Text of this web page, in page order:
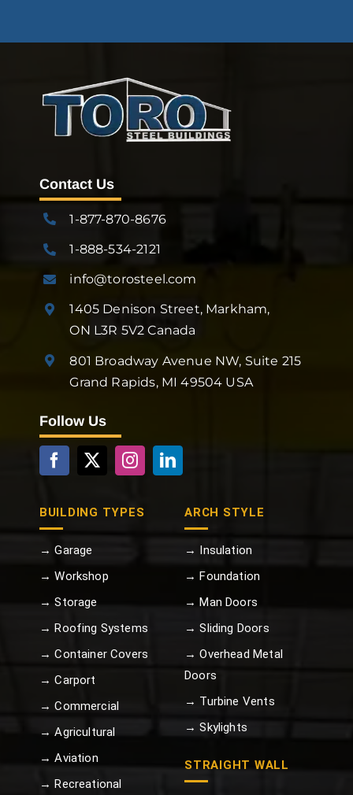
Contact Us
1-877-870-8676
1-888-534-2121
info@torosteel.com
1405 Denison Street, Markham,
ON L3R 5V2 Canada
801 Broadway Avenue NW, Suite 215
Grand Rapids, MI 49504 USA
Follow Us
BUILDING TYPES
→ Garage
→ Workshop
→ Storage
→ Roofing Systems
→ Container Covers
→ Carport
→ Commercial
→ Agricultural
→ Aviation
→ Recreational
ARCH STYLE
→ Insulation
→ Foundation
→ Man Doors
→ Sliding Doors
→ Overhead Metal
Doors
→ Turbine Vents
→ Skylights
STRAIGHT WALL